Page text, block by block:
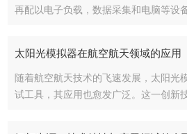
再配以电子负载，数据采集和电脑等设
太阳光模拟器在航空航天领域的应用
随着航空航天技术的飞速发展，太阳光
试工具，其应用也愈发广泛。这一创新